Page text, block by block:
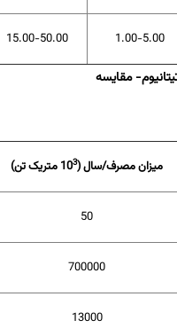
1.00-5.00
15.00-50.00
مقایسه
میزان مصرف/سال (103 متریک تن)
700000
13000